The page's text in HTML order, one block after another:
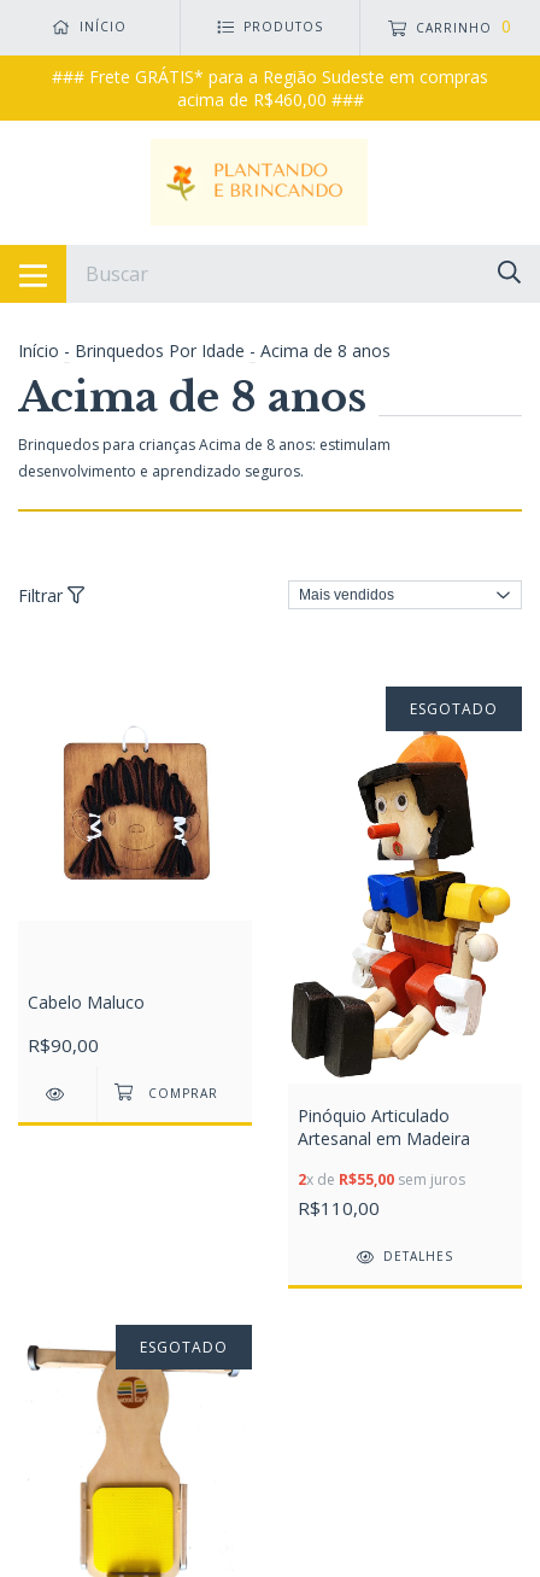
INÍCIO PRODUTOS CARRINHO 0
### Frete GRÁTIS* para a Região Sudeste em compras
acima de R$460,00 ###
Início - Brinquedos Por Idade - Acima de 8 anos
Acima de 8 anos
Brinquedos para crianças Acima de 8 anos: estimulam
desenvolvimento e aprendizado seguros.
Filtrar
Cabelo Maluco
R$90,00
ESGOTADO
Pinóquio Articulado
Artesanal em Madeira
2x de R$55,00 sem juros
R$110,00
DETALHES
ESGOTADO